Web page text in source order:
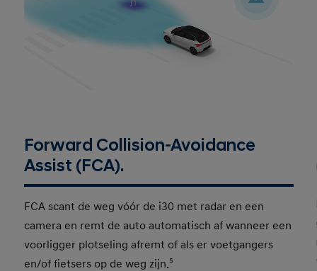
Forward Collision-Avoidance
Assist (FCA).
FCA scant de weg vóór de i30 met radar en een
camera en remt de auto automatisch af wanneer een
voorligger plotseling afremt of als er voetgangers
en/of fietsers op de weg zijn.5